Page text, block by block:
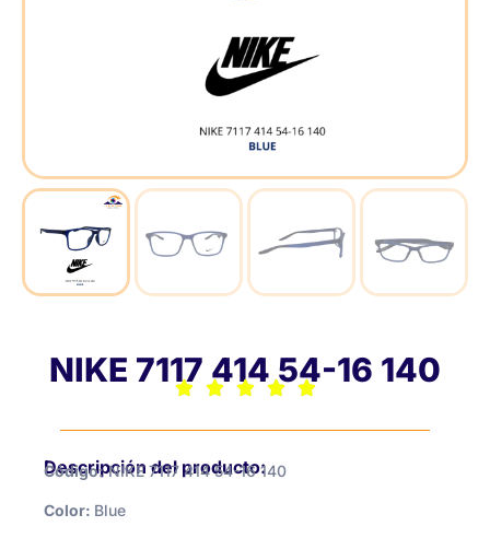
NIKE 7117 414 54-16 140
Descripción del producto:
Código: NIKE 7117 414 54-16 140
Color: Blue